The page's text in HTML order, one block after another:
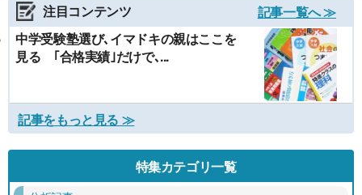
注目コンテンツ
記事一覧へ ≫
中学受験塾選び､イマドキの親はここを
見る ｢合格実績｣だけで､...
記事をもっと見る ≫
特集カテゴリ一覧